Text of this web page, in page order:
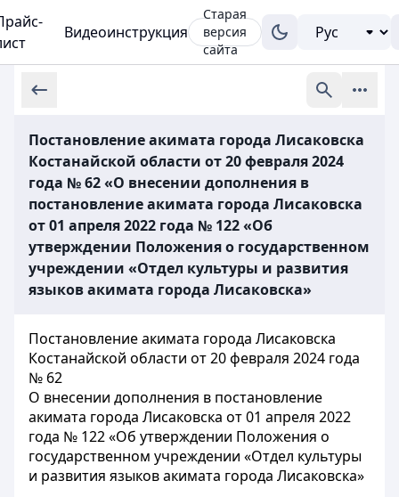
Видеоинструкция
Старая
версия
сайта
Постановление акимата города Лисаковска
Костанайской области от 20 февраля 2024
года № 62 «О внесении дополнения в
постановление акимата города Лисаковска
от 01 апреля 2022 года № 122 «Об
утверждении Положения о государственном
учреждении «Отдел культуры и развития
языков акимата города Лисаковска»
Постановление акимата города Лисаковска
Костанайской области от 20 февраля 2024 года
№ 62
О внесении дополнения в постановление
акимата города Лисаковска от 01 апреля 2022
года № 122 «Об утверждении Положения о
государственном учреждении «Отдел культуры
и развития языков акимата города Лисаковска»